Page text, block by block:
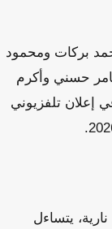
بركات ومحمود
تامر حسني وأكرم
إعلان تلفزيوني
يتساءل